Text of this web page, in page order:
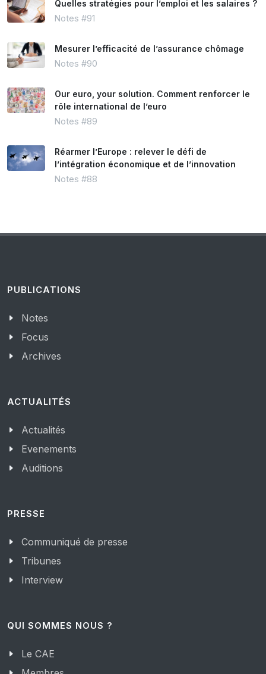
Quelles stratégies pour l’emploi et les salaires ?
Notes #91
Mesurer l’efficacité de l’assurance chômage
Notes #90
Our euro, your solution. Comment renforcer le
rôle international de l’euro
Notes #89
Réarmer l’Europe : relever le défi de
l’intégration économique et de l’innovation
Notes #88
PUBLICATIONS
Notes
Focus
Archives
ACTUALITÉS
Actualités
Evenements
Auditions
PRESSE
Communiqué de presse
Tribunes
Interview
QUI SOMMES NOUS ?
Le CAE